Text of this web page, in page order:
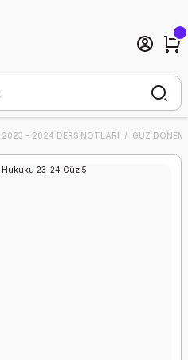
2023 - 2024 DERS NOTLARI GÜZ DÖNEMİ